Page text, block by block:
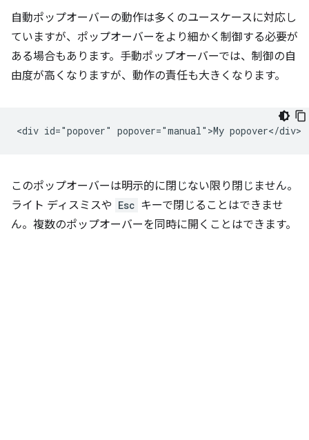
自動ポップオーバーの動作は多くのユースケースに対応し
ていますが、ポップオーバーをより細かく制御する必要が
ある場合もあります。手動ポップオーバーでは、制御の自
由度が高くなりますが、動作の責任も大きくなります。
このポップオーバーは明示的に閉じない限り閉じません。
ライト ディスミスや Esc キーで閉じることはできませ
ん。複数のポップオーバーを同時に開くことはできます。